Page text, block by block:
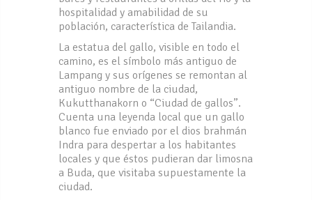
hospitalidad y amabilidad de su
población, característica de Tailandia.
La estatua del gallo, visible en todo el
camino, es el símbolo más antiguo de
Lampang y sus orígenes se remontan al
antiguo nombre de la ciudad,
Kukutthanakorn o “Ciudad de gallos”.
Cuenta una leyenda local que un gallo
blanco fue enviado por el dios brahmán
Indra para despertar a los habitantes
locales y que éstos pudieran dar limosna
a Buda, que visitaba supuestamente la
ciudad.